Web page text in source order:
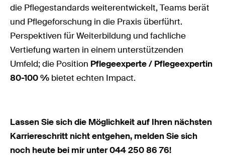
die Pflegestandards weiterentwickelt, Teams berät
und Pflegeforschung in die Praxis überführt.
Perspektiven für Weiterbildung und fachliche
Vertiefung warten in einem unterstützenden
Umfeld; die Position Pflegeexperte / Pflegeexpertin
80-100 % bietet echten Impact.
Lassen Sie sich die Möglichkeit auf Ihren nächsten
Karriereschritt nicht entgehen, melden Sie sich
noch heute bei mir unter 044 250 86 76!